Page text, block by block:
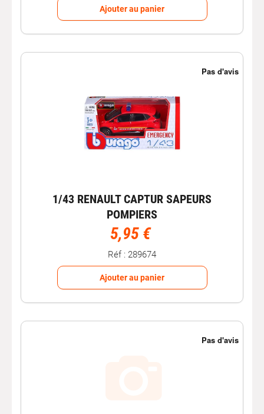
Ajouter au panier
1/43 RENAULT CAPTUR SAPEURS
POMPIERS
5,95 €
Réf : 289674
Ajouter au panier